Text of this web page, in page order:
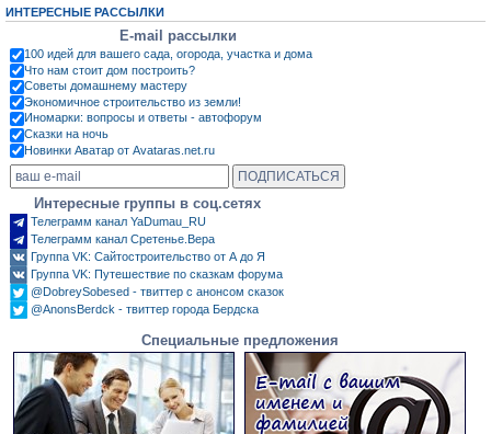
ИНТЕРЕСНЫЕ РАССЫЛКИ
E-mail рассылки
100 идей для вашего сада, огорода, участка и дома
Что нам стоит дом построить?
Советы домашнему мастеру
Экономичное строительство из земли!
Иномарки: вопросы и ответы - автофорум
Сказки на ночь
Новинки Аватар от Avataras.net.ru
Интересные группы в соц.сетях
Телеграмм канал YaDumau_RU
Телеграмм канал Сретенье.Вера
Группа VK: Сайтостроительство от А до Я
Группа VK: Путешествие по сказкам форума
@DobreySobesed - твиттер с анонсом сказок
@AnonsBerdck - твиттер города Бердска
Специальные предложения